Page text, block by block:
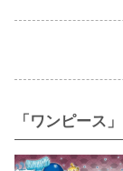
「ワンピース